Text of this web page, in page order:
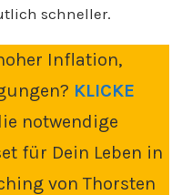
schneller.
Inflation,
KLICKE
notwendige
für Dein Leben in
von Thorsten